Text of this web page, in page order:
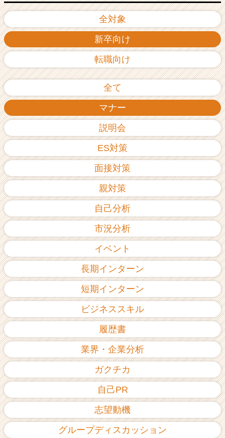
a
e
r）
全対象
新卒向け
転職向け
全て
マナー
説明会
ES対策
面接対策
親対策
自己分析
市況分析
イベント
長期インターン
短期インターン
ビジネススキル
履歴書
業界・企業分析
ガクチカ
自己PR
志望動機
グループディスカッション